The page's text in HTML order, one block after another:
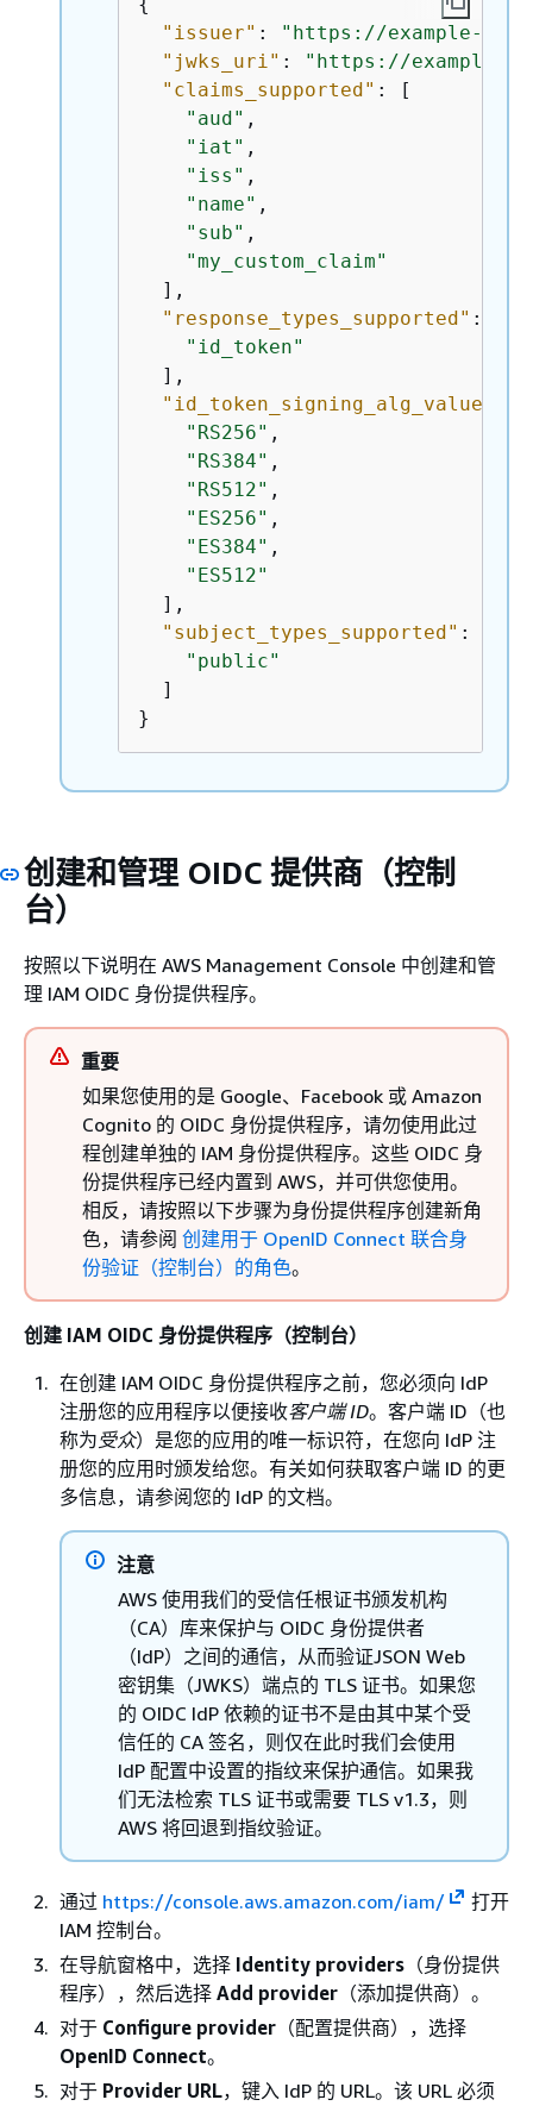
"issuer" :
"https://example-
"jwks_uri" :
"https://example-
"claims_supported" : [
"aud" ,
"iat" ,
"iss" ,
"name" ,
"sub" ,
"my_custom_claim"
  ],
"response_types_supported" : [
"id_token"
  ],
"RS256" ,
"RS384" ,
"RS512" ,
"ES256" ,
"ES384" ,
"ES512"
  ],
"subject_types_supported" : [
"public"
  ]
}
创建和管理 OIDC 提供商（控制
台）
按照以下说明在 AWS Management Console 中创建和管
理 IAM OIDC 身份提供程序。
重要
如果您使用的是 Google、Facebook 或 Amazon
Cognito 的 OIDC 身份提供程序，请勿使用此过
程创建单独的 IAM 身份提供程序。这些 OIDC 身
份提供程序已经内置到 AWS，并可供您使用。
相反，请按照以下步骤为身份提供程序创建新角
色，请参阅 创建用于 OpenID Connect 联合身
份验证（控制台）的角色。
创建 IAM OIDC 身份提供程序（控制台）
在创建 IAM OIDC 身份提供程序之前，您必须向 IdP
注册您的应用程序以便接收客户端 ID。客户端 ID（也
称为受众）是您的应用的唯一标识符，在您向 IdP 注
册您的应用时颁发给您。有关如何获取客户端 ID 的更
多信息，请参阅您的 IdP 的文档。
注意
AWS 使用我们的受信任根证书颁发机构
（CA）库来保护与 OIDC 身份提供者
（IdP）之间的通信，从而验证JSON Web
密钥集（JWKS）端点的 TLS 证书。如果您
的 OIDC IdP 依赖的证书不是由其中某个受
信任的 CA 签名，则仅在此时我们会使用
IdP 配置中设置的指纹来保护通信。如果我
们无法检索 TLS 证书或需要 TLS v1.3，则
AWS 将回退到指纹验证。
通过 https://console.aws.amazon.com/iam/
打开
IAM 控制台。
在导航窗格中，选择 Identity providers （身份提供
程序），然后选择 Add provider （添加提供商）。
对于 Configure provider （配置提供商），选择
OpenID Connect。
对于 Provider URL，键入 IdP 的 URL。该 URL 必须